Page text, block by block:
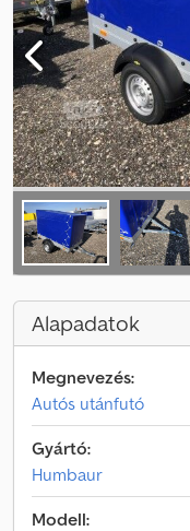
Alapadatok
Megnevezés:
Autós utánfutó
Gyártó:
Humbaur
Modell: